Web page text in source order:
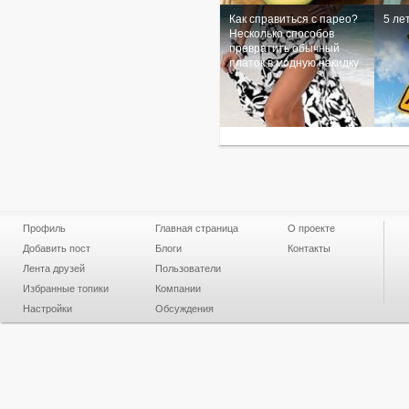
Как справиться с парео?
Несколько способов
превратить обычный
платок в модную накидку
5
Профиль
Добавить пост
Лента друзей
Избранные топики
Настройки
Главная страница
Блоги
Пользователи
Компании
Обсуждения
О проекте
Контакты